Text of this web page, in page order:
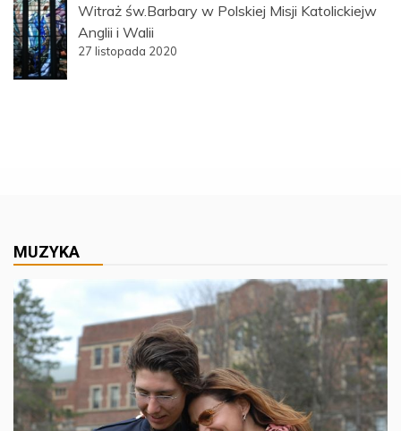
Witraż św.Barbary w Polskiej Misji Katolickiejw
Anglii i Walii
27 listopada 2020
MUZYKA